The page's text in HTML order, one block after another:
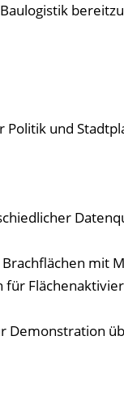
und
mit
Demonstration